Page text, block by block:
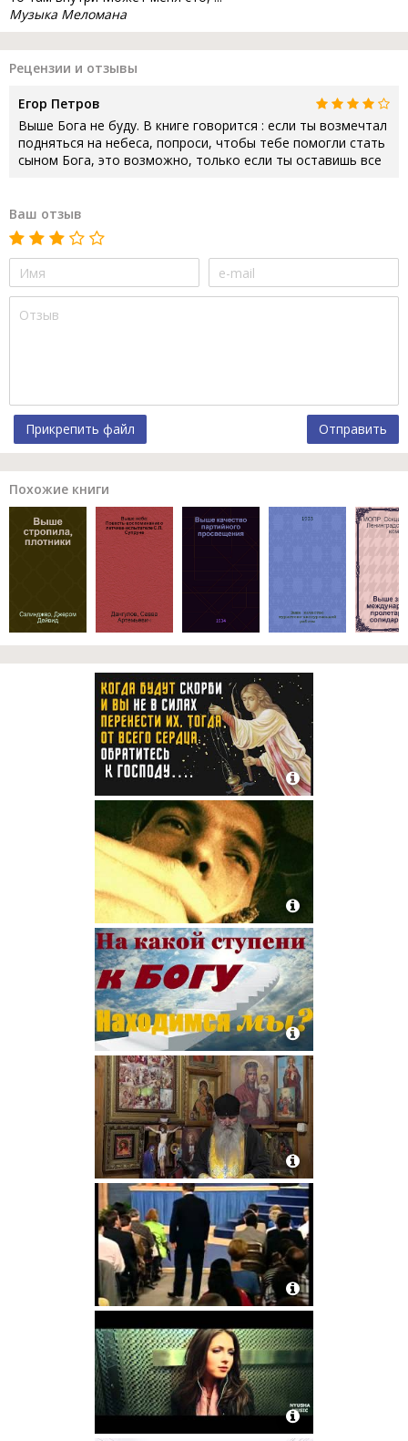
Музыка Меломана
Рецензии и отзывы
Егор Петров
Выше Бога не буду. В книге говорится : если ты возмечтал
подняться на небеса, попроси, чтобы тебе помогли стать
сыном Бога, это возможно, только если ты оставишь все
Ваш отзыв
Прикрепить файл Отправить
Похожие книги